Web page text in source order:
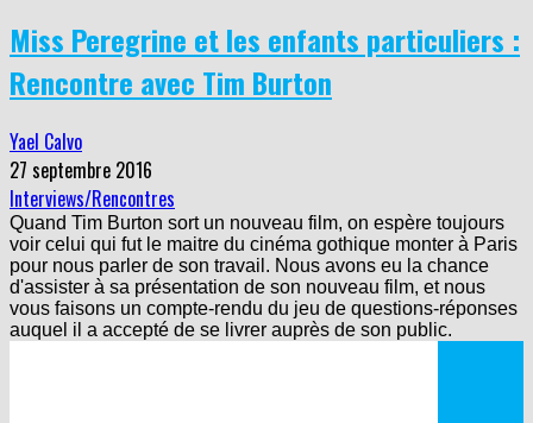
Miss Peregrine et les enfants particuliers :
Rencontre avec Tim Burton
Yael Calvo
27 septembre 2016
Interviews/Rencontres
Quand Tim Burton sort un nouveau film, on espère toujours
voir celui qui fut le maitre du cinéma gothique monter à Paris
pour nous parler de son travail. Nous avons eu la chance
d'assister à sa présentation de son nouveau film, et nous
vous faisons un compte-rendu du jeu de questions-réponses
auquel il a accepté de se livrer auprès de son public.